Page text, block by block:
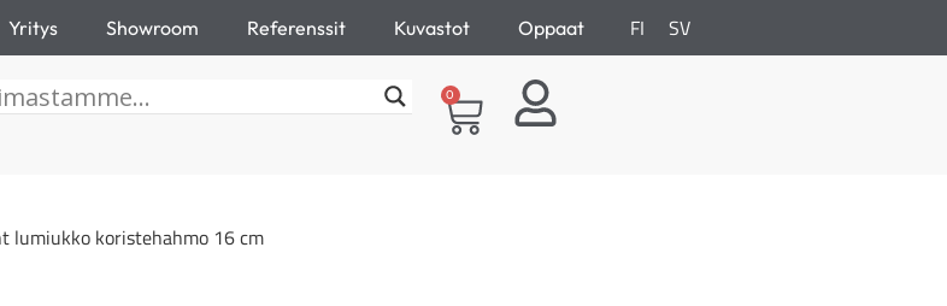
Yritys Showroom Referenssit Kuvastot Oppaat FI SV
0
lumiukko koristehahmo 16 cm